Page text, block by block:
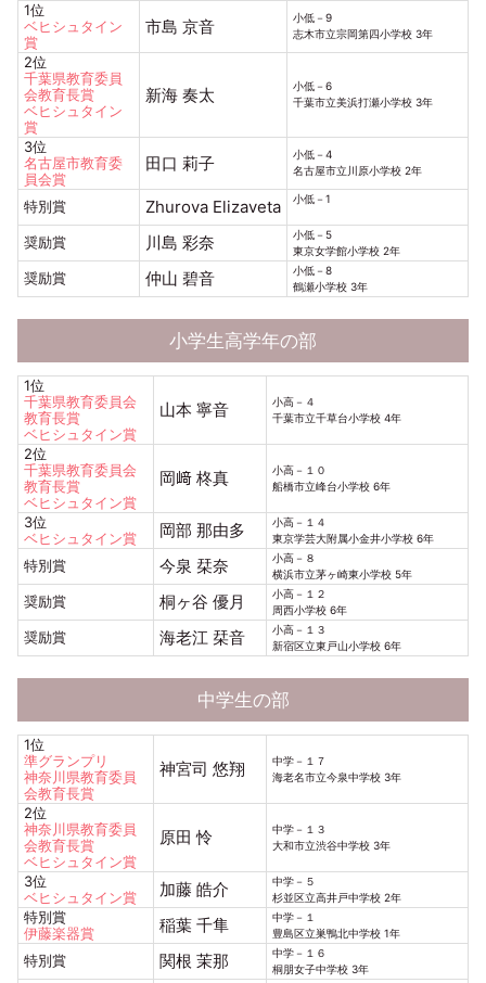
1位
ベヒシュタイン
賞
市島 京音
小低－9
志木市立宗岡第四小学校 3年
2位
千葉県教育委員
会教育長賞
ベヒシュタイン
賞
新海 奏太
小低－6
千葉市立美浜打瀬小学校 3年
3位
名古屋市教育委
員会賞
田口 莉子
小低－4
名古屋市立川原小学校 2年
特別賞 Zhurova Elizaveta 小低－1
奨励賞 川島 彩奈
小低－5
東京女学館小学校 2年
奨励賞 仲山 碧音
小低－8
鶴瀬小学校 3年
小学生高学年の部
1位
千葉県教育委員会
教育長賞
ベヒシュタイン賞
山本 寧音
小高－４
千葉市立千草台小学校 4年
2位
千葉県教育委員会
教育長賞
ベヒシュタイン賞
岡﨑 柊真
小高－１０
船橋市立峰台小学校 6年
3位
ベヒシュタイン賞
岡部 那由多
小高－１４
東京学芸大附属小金井小学校 6年
特別賞 今泉 栞奈
小高－８
横浜市立茅ヶ崎東小学校 5年
奨励賞 桐ヶ谷 優月
小高－１２
周西小学校 6年
奨励賞 海老江 栞音
小高－１３
新宿区立東戸山小学校 6年
中学生の部
1位
準グランプリ
神奈川県教育委員
会教育長賞
神宮司 悠翔
中学－１７
海老名市立今泉中学校 3年
2位
神奈川県教育委員
会教育長賞
ベヒシュタイン賞
原田 怜
中学－１３
大和市立渋谷中学校 3年
3位
ベヒシュタイン賞
加藤 皓介
中学－５
杉並区立高井戸中学校 2年
特別賞
伊藤楽器賞
稲葉 千隼
中学－１
豊島区立巣鴨北中学校 1年
特別賞 関根 茉那
中学－１６
桐朋女子中学校 3年